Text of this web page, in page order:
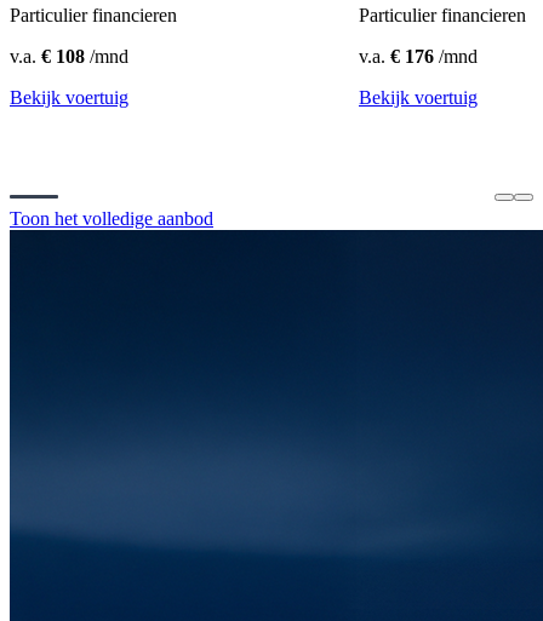
Particulier financieren
v.a. € 108 /mnd
Bekijk voertuig
Particulier financieren
v.a. € 176 /mnd
Bekijk voertuig
Toon het volledige aanbod